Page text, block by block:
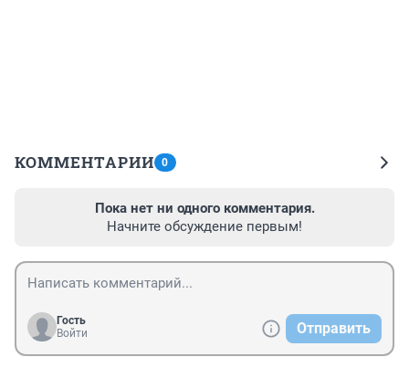
КОММЕНТАРИИ 0
Пока нет ни одного комментария.
Начните обсуждение первым!
Гость
Войти
Отправить